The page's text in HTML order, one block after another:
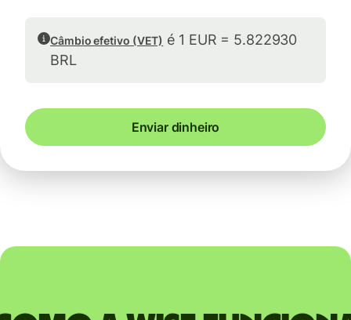
Câmbio efetivo (VET) é 1 EUR = 5.822930
BRL
Enviar dinheiro